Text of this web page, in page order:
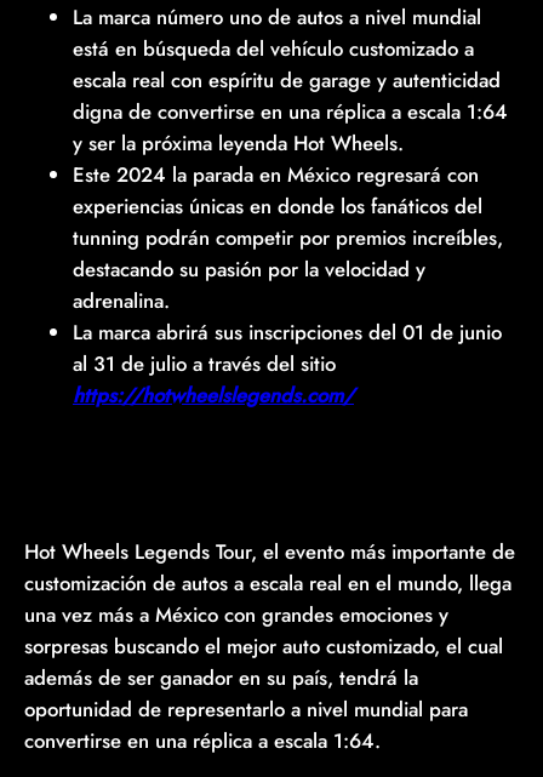
La marca número uno de autos a nivel mundial
está en búsqueda del vehículo customizado a
escala real con espíritu de garage y autenticidad
digna de convertirse en una réplica a escala 1:64
y ser la próxima leyenda Hot Wheels.
Este 2024 la parada en México regresará con
experiencias únicas en donde los fanáticos del
tunning podrán competir por premios increíbles,
destacando su pasión por la velocidad y
adrenalina.
La marca abrirá sus inscripciones del 01 de junio
al 31 de julio a través del sitio
https://hotwheelslegends.com/
Hot Wheels Legends Tour, el evento más importante de
customización de autos a escala real en el mundo, llega
una vez más a México con grandes emociones y
sorpresas buscando el mejor auto customizado, el cual
además de ser ganador en su país, tendrá la
oportunidad de representarlo a nivel mundial para
convertirse en una réplica a escala 1:64.